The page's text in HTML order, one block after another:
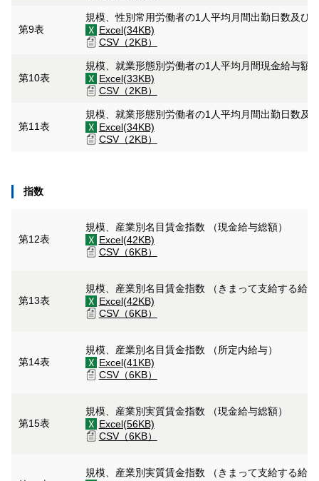
第9表
規模、性別常用労働者の1人平均月間出勤日数及び
Excel(34KB)
CSV（2KB）
第10表
規模、就業形態別労働者の1人平均月間現金給与額
Excel(33KB)
CSV（2KB）
第11表
規模、就業形態別労働者の1人平均月間出勤日数及
Excel(34KB)
CSV（2KB）
指数
第12表
規模、産業別名目賃金指数 （現金給与総額）
Excel(42KB)
CSV（6KB）
第13表
規模、産業別名目賃金指数 （きまって支給する給
Excel(42KB)
CSV（6KB）
第14表
規模、産業別名目賃金指数 （所定内給与）
Excel(41KB)
CSV（6KB）
第15表
規模、産業別実質賃金指数 （現金給与総額）
Excel(56KB)
CSV（6KB）
規模、産業別実質賃金指数 （きまって支給する給